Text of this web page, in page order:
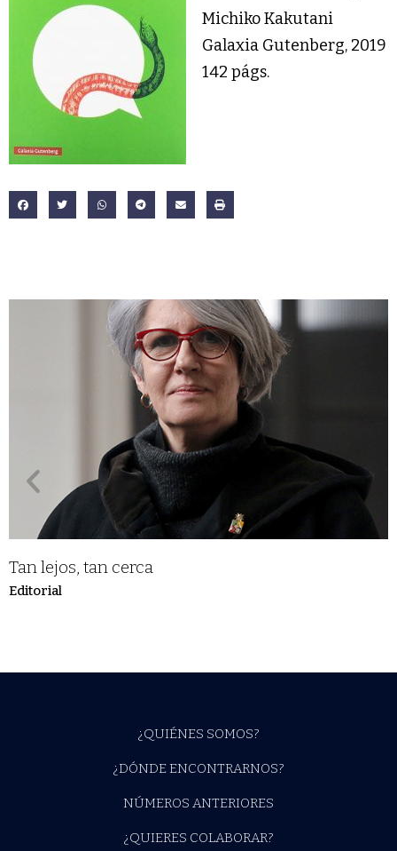
Michiko Kakutani
Galaxia Gutenberg, 2019
142 págs.
Tan lejos, tan cerca
Editorial
¿QUIÉNES SOMOS?
¿DÓNDE ENCONTRARNOS?
NÚMEROS ANTERIORES
¿QUIERES COLABORAR?